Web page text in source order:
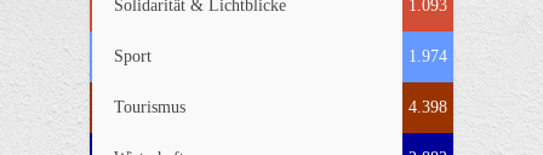
Solidarität & Lichtblicke 1.093
Sport 1.974
Tourismus 4.398